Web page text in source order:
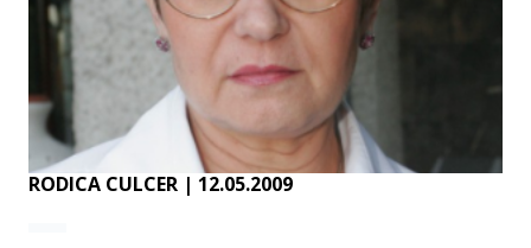
RODICA CULCER | 12.05.2009